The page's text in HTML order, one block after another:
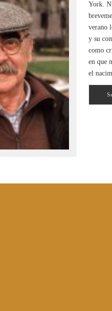
York.
verano
y su
como
en que
el